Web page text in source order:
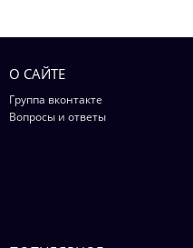
О САЙТЕ
Группа вконтакте
Вопросы и ответы